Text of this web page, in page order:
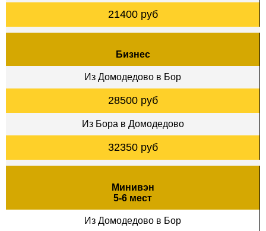
21400 руб
Бизнес
Из Домодедово в Бор
28500 руб
Из Бора в Домодедово
32350 руб
Минивэн
5-6 мест
Из Домодедово в Бор